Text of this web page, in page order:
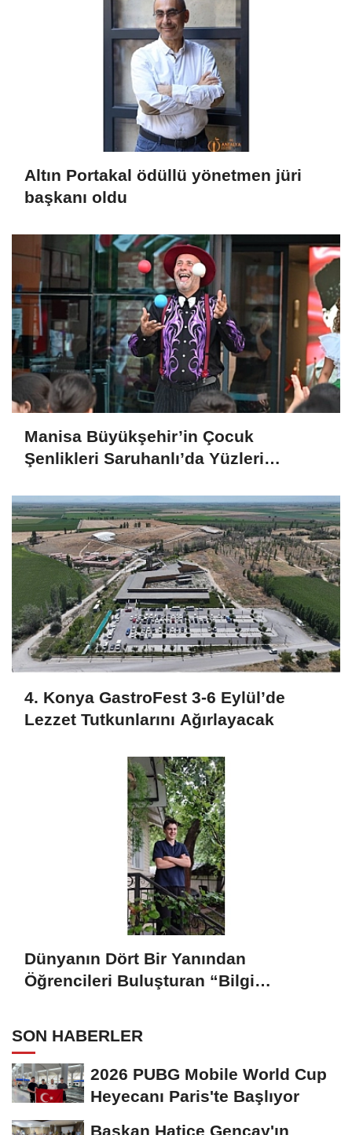
Altın Portakal ödüllü yönetmen jüri
başkanı oldu
Manisa Büyükşehir’in Çocuk
Şenlikleri Saruhanlı’da Yüzleri
4. Konya GastroFest 3-6 Eylül’de
Lezzet Tutkunlarını Ağırlayacak
Dünyanın Dört Bir Yanından
Öğrencileri Buluşturan “Bilgi
SON HABERLER
2026 PUBG Mobile World Cup
Heyecanı Paris'te Başlıyor
Başkan Hatice Gençay'ın